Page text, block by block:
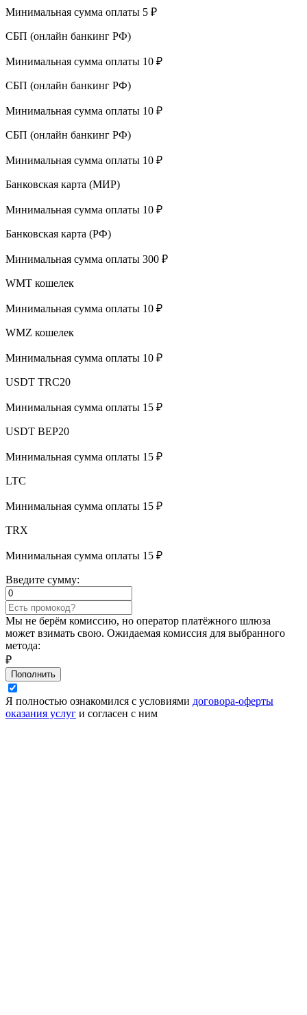
Минимальная сумма оплаты 5 ₽
СБП (онлайн банкинг РФ)
Минимальная сумма оплаты 10 ₽
СБП (онлайн банкинг РФ)
Минимальная сумма оплаты 10 ₽
СБП (онлайн банкинг РФ)
Минимальная сумма оплаты 10 ₽
Банковская карта (МИР)
Минимальная сумма оплаты 10 ₽
Банковская карта (РФ)
Минимальная сумма оплаты 300 ₽
WMT кошелек
Минимальная сумма оплаты 10 ₽
WMZ кошелек
Минимальная сумма оплаты 10 ₽
USDT TRC20
Минимальная сумма оплаты 15 ₽
USDT BEP20
Минимальная сумма оплаты 15 ₽
LTC
Минимальная сумма оплаты 15 ₽
TRX
Минимальная сумма оплаты 15 ₽
Введите сумму:
Мы не берём комиссию, но оператор платёжного шлюза
может взимать свою. Ожидаемая комиссия для выбранного
метода:
₽
Пополнить
Я полностью ознакомился с условиями договора-оферты
оказания услуг и согласен с ним